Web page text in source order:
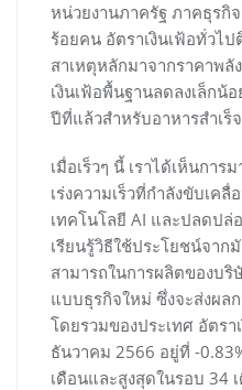
หน่วยงานภาครัฐ ภาคธุรกิ
ร้อยคน อัตราเงินเฟ้อทั่วไ
สาเหตุหลักมาจากราคาพ
เงินเฟ้อพื้นฐานลดลงเล็กน้
ปีที่แล้วสำหรับอาหารสำเร็
เมื่อเร็วๆ นี้ เราได้เห็นกา
เร่งความเร็วที่กำลังขับเค
เทคโนโลยี AI และปลดปล่
เรียนรู้วิธีใช้ประโยชน์จาก
สามารถในการผลิตของบ
แบบธุรกิจใหม่ ซึ่งจะส่งผล
โดยรวมของประเทศ อัตรา
ธันวาคม 2566 อยู่ที่ -
เดือนและสูงสุดในรอบ 34